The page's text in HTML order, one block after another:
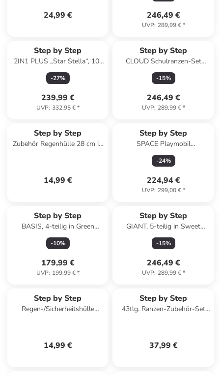
24,99 € 246,49 €
UVP: 289,99 €*
Step by Step
2IN1 PLUS „Star Stella“, 10-
teilig, pink in Star Stella
-27%
239,99 €
UVP: 332,95 €*
Step by Step
CLOUD Schulranzen-Set
Pegasus Liv 5-tlg. in lila
-15%
246,49 €
UVP: 289,99 €*
Step by Step
Zubehör Regenhülle 28 cm in
14,99 €
Step by Step
SPACE Playmobil
Schulranzen-Set Adventures
of Ayuma Leavi in lila
-24%
224,94 €
UVP: 299,00 €*
Step by Step
BASIS, 4-teilig in Green
Geometrics
-10%
179,99 €
UVP: 199,99 €*
Step by Step
GIANT, 5-teilig in Sweet
Unicorn Nuala
-15%
246,49 €
UVP: 289,99 €*
Step by Step
Regen-/Sicherheitshülle
14,99 €
Step by Step
43tlg. Ranzen-Zubehör-Set
37,99 €